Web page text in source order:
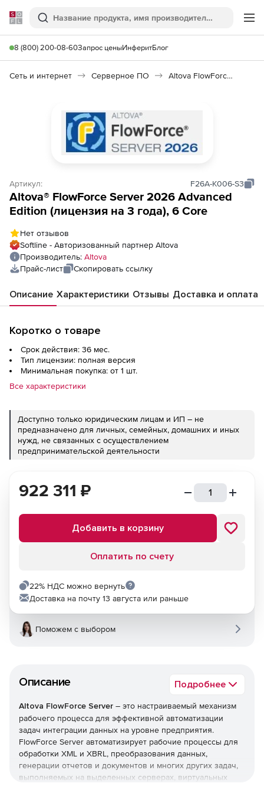
Softline
Поиск
8 (800) 200-08-60Запрос ценыИнферитБлог
Сеть и интернет Серверное ПО Altova FlowForce Server 2026
Артикул: F26A-K006-S3
Altova® FlowForce Server 2026 Advanced
Edition (лицензия на 3 года), 6 Core
Нет отзывов
Softline - Авторизованный партнер Altova
Производитель: Altova
Прайс-лист
Скопировать ссылку
Описание Характеристики Отзывы Доставка и оплата
Коротко о товаре
Срок действия: 36 мес.
Тип лицензии: полная версия
Минимальная покупка: от 1 шт.
Все характеристики
Доступно только юридическим лицам и ИП – не
предназначено для личных, семейных, домашних и иных
нужд, не связанных с осуществлением
предпринимательской деятельности
Описание Подробнее
Altova FlowForce Server – это настраиваемый механизм
рабочего процесса для эффективной автоматизации
задач интеграции данных на уровне предприятия.
FlowForce Server автоматизирует рабочие процессы для
обработки XML и XBRL, преобразования данных,
генерации отчетов и документов и многих других задач,
выполняемых на выделенных серверах, виртуальных
922 311 ₽
Добавить в корзину
Оплатить по счету
22% НДС можно вернуть
Доставка на почту 13 августа или раньше
Поможем с выбором